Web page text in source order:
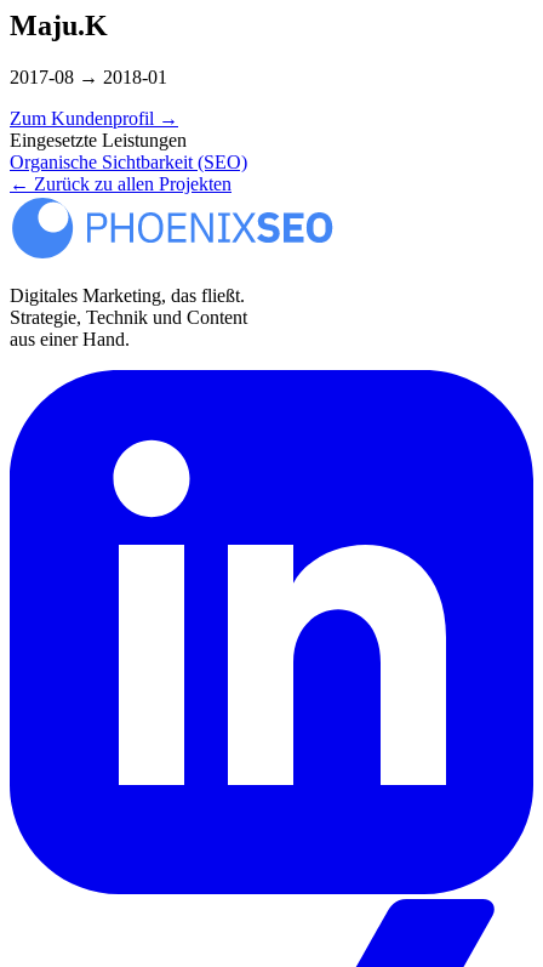
Maju.K
2017-08 → 2018-01
Zum Kundenprofil →
Eingesetzte Leistungen
Organische Sichtbarkeit (SEO)
← Zurück zu allen Projekten
Digitales Marketing, das fließt.
Strategie, Technik und Content
aus einer Hand.